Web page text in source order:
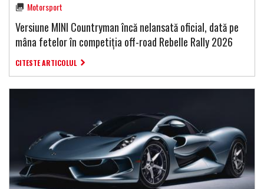
Motorsport
Versiune MINI Countryman încă nelansată oficial, dată pe
mâna fetelor în competiția off-road Rebelle Rally 2026
CITESTE ARTICOLUL